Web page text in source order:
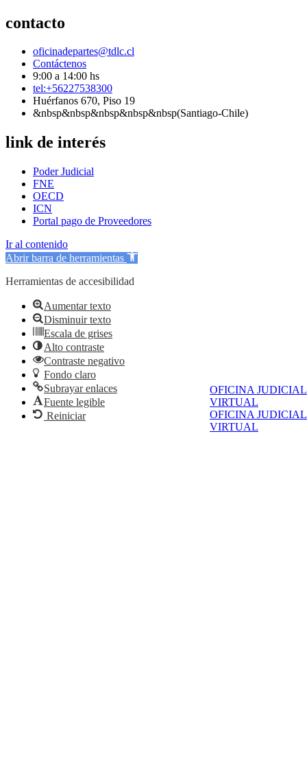
OFICINA JUDICIAL
VIRTUAL
OFICINA JUDICIAL
VIRTUAL
contacto
oficinadepartes@tdlc.cl
Contáctenos
9:00 a 14:00 hs
tel:+56227538300
Huérfanos 670, Piso 19
&nbsp&nbsp&nbsp&nbsp&nbsp(Santiago-Chile)
link de interés
Poder Judicial
FNE
OECD
ICN
Portal pago de Proveedores
Ir al contenido
Abrir barra de herramientas
Herramientas de accesibilidad
Aumentar texto
Disminuir texto
Escala de grises
Alto contraste
Contraste negativo
Fondo claro
Subrayar enlaces
Fuente legible
Reiniciar